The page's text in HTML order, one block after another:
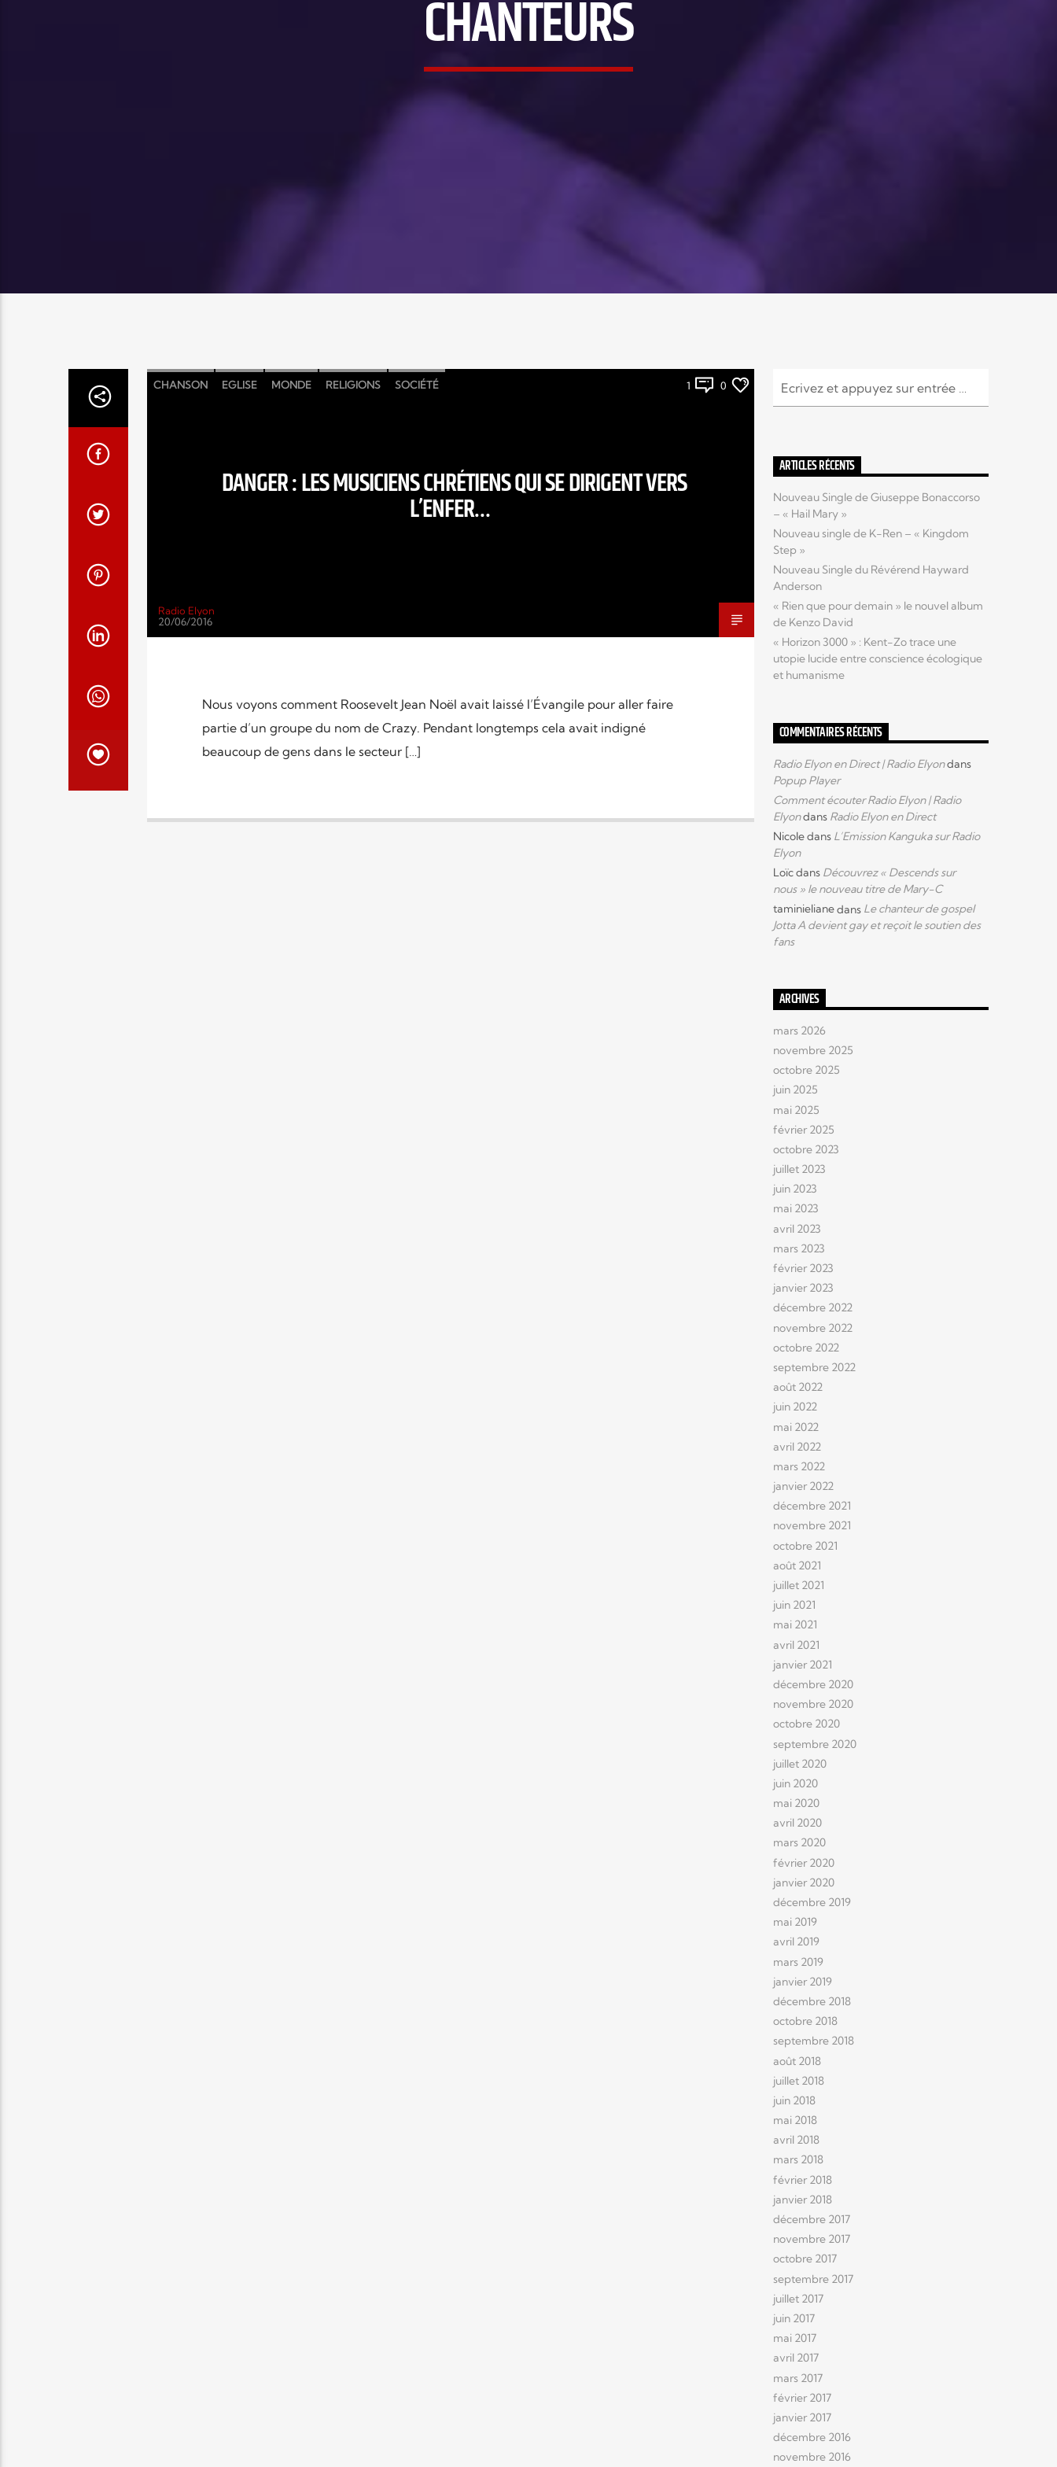
CHANTEURS
CHANSON EGLISE MONDE RELIGIONS SOCIÉTÉ 1 0
DANGER : LES MUSICIENS CHRÉTIENS QUI SE DIRIGENT VERS
L’ENFER…
Radio Elyon
20/06/2016
Nous voyons comment Roosevelt Jean Noël avait laissé l’Évangile pour aller faire
partie d’un groupe du nom de Crazy. Pendant longtemps cela avait indigné
beaucoup de gens dans le secteur […]
ARTICLES RÉCENTS
Nouveau Single de Giuseppe Bonaccorso
– « Hail Mary »
Nouveau single de K-Ren – « Kingdom
Step »
Nouveau Single du Révérend Hayward
Anderson
« Rien que pour demain » le nouvel album
de Kenzo David
« Horizon 3000 » : Kent-Zo trace une
utopie lucide entre conscience écologique
et humanisme
COMMENTAIRES RÉCENTS
Radio Elyon en Direct | Radio Elyondans
Popup Player
Comment écouter Radio Elyon | Radio
Elyondans Radio Elyon en Direct
Nicoledans L’Emission Kanguka sur Radio
Elyon
Loïcdans Découvrez « Descends sur
nous » le nouveau titre de Mary-C
taminielianedans Le chanteur de gospel
Jotta A devient gay et reçoit le soutien des
fans
ARCHIVES
mars 2026
novembre 2025
octobre 2025
juin 2025
mai 2025
février 2025
octobre 2023
juillet 2023
juin 2023
mai 2023
avril 2023
mars 2023
février 2023
janvier 2023
décembre 2022
novembre 2022
octobre 2022
septembre 2022
août 2022
juin 2022
mai 2022
avril 2022
mars 2022
janvier 2022
décembre 2021
novembre 2021
octobre 2021
août 2021
juillet 2021
juin 2021
mai 2021
avril 2021
janvier 2021
décembre 2020
novembre 2020
octobre 2020
septembre 2020
juillet 2020
juin 2020
mai 2020
avril 2020
mars 2020
février 2020
janvier 2020
décembre 2019
mai 2019
avril 2019
mars 2019
janvier 2019
décembre 2018
octobre 2018
septembre 2018
août 2018
juillet 2018
juin 2018
mai 2018
avril 2018
mars 2018
février 2018
janvier 2018
décembre 2017
novembre 2017
octobre 2017
septembre 2017
juillet 2017
juin 2017
mai 2017
avril 2017
mars 2017
février 2017
janvier 2017
décembre 2016
novembre 2016